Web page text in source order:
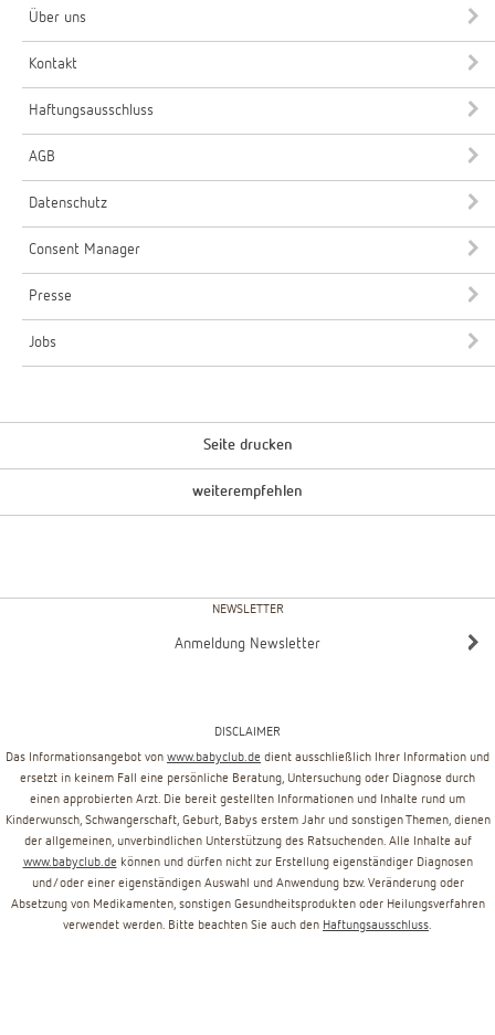
Über uns
Kontakt
Haftungsausschluss
AGB
Datenschutz
Consent Manager
Presse
Jobs
Seite drucken
weiterempfehlen
NEWSLETTER
Anmeldung Newsletter
DISCLAIMER
Das Informationsangebot von www.babyclub.de dient ausschließlich Ihrer Information und
ersetzt in keinem Fall eine persönliche Beratung, Untersuchung oder Diagnose durch
einen approbierten Arzt. Die bereit gestellten Informationen und Inhalte rund um
Kinderwunsch, Schwangerschaft, Geburt, Babys erstem Jahr und sonstigen Themen, dienen
der allgemeinen, unverbindlichen Unterstützung des Ratsuchenden. Alle Inhalte auf
www.babyclub.de können und dürfen nicht zur Erstellung eigenständiger Diagnosen
und/oder einer eigenständigen Auswahl und Anwendung bzw. Veränderung oder
Absetzung von Medikamenten, sonstigen Gesundheitsprodukten oder Heilungsverfahren
verwendet werden. Bitte beachten Sie auch den Haftungsausschluss.